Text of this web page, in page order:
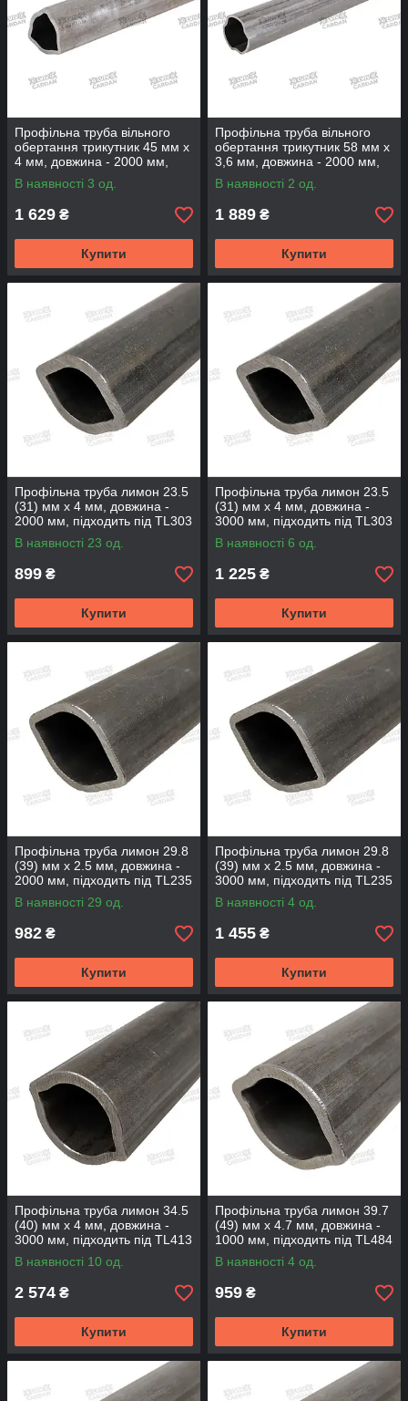
Профільна труба вільного
обертання трикутник 45 мм х
4 мм, довжина - 2000 мм,
BONDIOLI
В наявності 3 од.
1 629 ₴
Купити
Профільна труба вільного
обертання трикутник 58 мм х
3,6 мм, довжина - 2000 мм,
BONDIOLI
В наявності 2 од.
1 889 ₴
Купити
Профільна труба лимон 23.5
(31) мм х 4 мм, довжина -
2000 мм, підходить під TL303
(TL235-2000)
В наявності 23 од.
899 ₴
Купити
Профільна труба лимон 23.5
(31) мм х 4 мм, довжина -
3000 мм, підходить під TL303
(TL235-3000)
В наявності 6 од.
1 225 ₴
Купити
Профільна труба лимон 29.8
(39) мм х 2.5 мм, довжина -
2000 мм, підходить під TL235
(TL303-2000)
В наявності 29 од.
982 ₴
Купити
Профільна труба лимон 29.8
(39) мм х 2.5 мм, довжина -
3000 мм, підходить під TL235
(TL303-3000)
В наявності 4 од.
1 455 ₴
Купити
Профільна труба лимон 34.5
(40) мм х 4 мм, довжина -
3000 мм, підходить під TL413
(TL344-3000)
В наявності 10 од.
2 574 ₴
Купити
Профільна труба лимон 39.7
(49) мм х 4.7 мм, довжина -
1000 мм, підходить під TL484
(TL395-1000)
В наявності 4 од.
959 ₴
Купити